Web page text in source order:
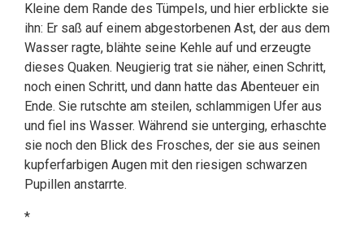
Kleine dem Rande des Tümpels, und hier erblickte sie
ihn: Er saß auf einem abgestorbenen Ast, der aus dem
Wasser ragte, blähte seine Kehle auf und erzeugte
dieses Quaken. Neugierig trat sie näher, einen Schritt,
noch einen Schritt, und dann hatte das Abenteuer ein
Ende. Sie rutschte am steilen, schlammigen Ufer aus
und fiel ins Wasser. Während sie unterging, erhaschte
sie noch den Blick des Frosches, der sie aus seinen
kupferfarbigen Augen mit den riesigen schwarzen
Pupillen anstarrte.
*